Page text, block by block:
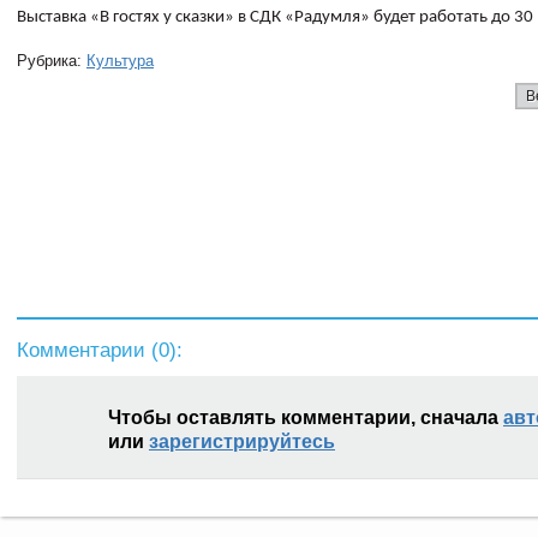
Выставка «В гостях у сказки» в СДК «Радумля» будет работать до
Рубрика: Культура
Комментарии (0):
Чтобы оставлять комментарии, сначала
или зарегистрируйтесь